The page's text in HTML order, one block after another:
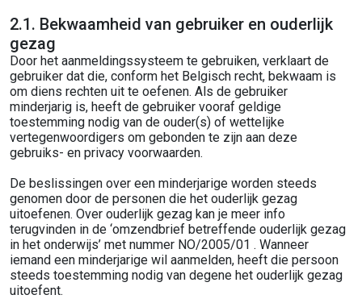
2.1. Bekwaamheid van gebruiker en ouderlijk
gezag
Door het aanmeldingssysteem te gebruiken, verklaart de
gebruiker dat die, conform het Belgisch recht, bekwaam is
om diens rechten uit te oefenen. Als de gebruiker
minderjarig is, heeft de gebruiker vooraf geldige
toestemming nodig van de ouder(s) of wettelijke
vertegenwoordigers om gebonden te zijn aan deze
gebruiks- en privacy voorwaarden.
De beslissingen over een minderjarige worden steeds
genomen door de personen die het ouderlijk gezag
uitoefenen. Over ouderlijk gezag kan je meer info
terugvinden in de ‘omzendbrief betreffende ouderlijk gezag
in het onderwijs’ met nummer NO/2005/01 . Wanneer
iemand een minderjarige wil aanmelden, heeft die persoon
steeds toestemming nodig van degene het ouderlijk gezag
uitoefent.